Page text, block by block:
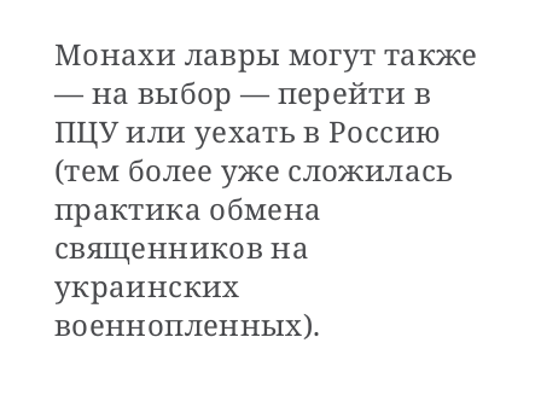
Монахи лавры могут также
— на выбор — перейти в
ПЦУ или уехать в Россию
(тем более уже сложилась
практика обмена
священников на
украинских
военнопленных).